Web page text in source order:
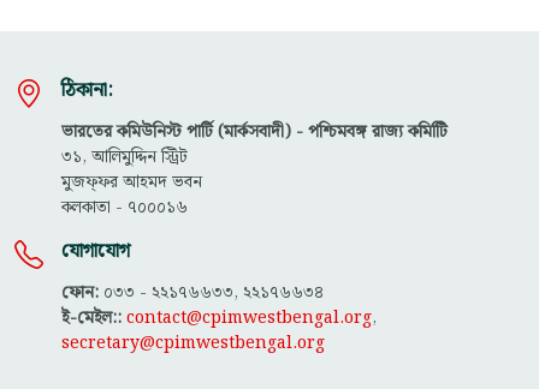
ঠিকানা:
ভারতের কমিউনিস্ট পার্টি (মার্কসবাদী) - পশ্চিমবঙ্গ রাজ্য কমিটিি
৩১, আলিমুদ্দিন স্ট্রিট
মুজফ্ফ‌র আহমদ ভবন
কলকাতা - ৭০০০১৬
যোগাযোগ
ফোন: ০৩৩ - ২২১৭৬৬৩৩, ২২১৭৬৬৩৪
ই-মেইল::contact@cpimwestbengal.org,
secretary@cpimwestbengal.org